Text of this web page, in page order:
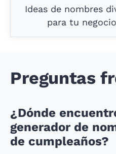
Ideas de nombres
para tu
Preguntas
¿Dónde
generador de
de cumpleaños?